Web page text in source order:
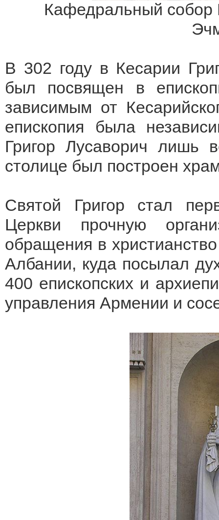
Кафедральный собор
В 302 году в Кесарии
был посвящен в
зависимым от
епископия была
Григор Лусаворич лишь
столице был построен
Святой Григор стал
Церкви прочную
обращения в
Албании, куда посылал
400 епископских и
управления Армении и